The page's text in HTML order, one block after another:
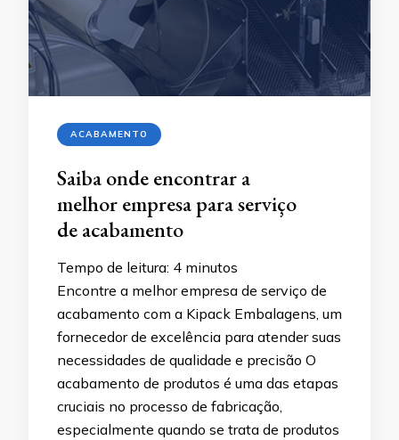
ACABAMENTO
Saiba onde encontrar a
melhor empresa para serviço
de acabamento
Tempo de leitura: 4 minutos
Encontre a melhor empresa de serviço de
acabamento com a Kipack Embalagens, um
fornecedor de excelência para atender suas
necessidades de qualidade e precisão O
acabamento de produtos é uma das etapas
cruciais no processo de fabricação,
especialmente quando se trata de produtos